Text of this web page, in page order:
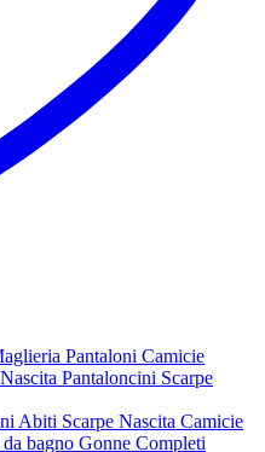
Pantaloni Camicie
Nascita Pantaloncini Scarpe
Abiti Scarpe Nascita Camicie
bagno Gonne Completi